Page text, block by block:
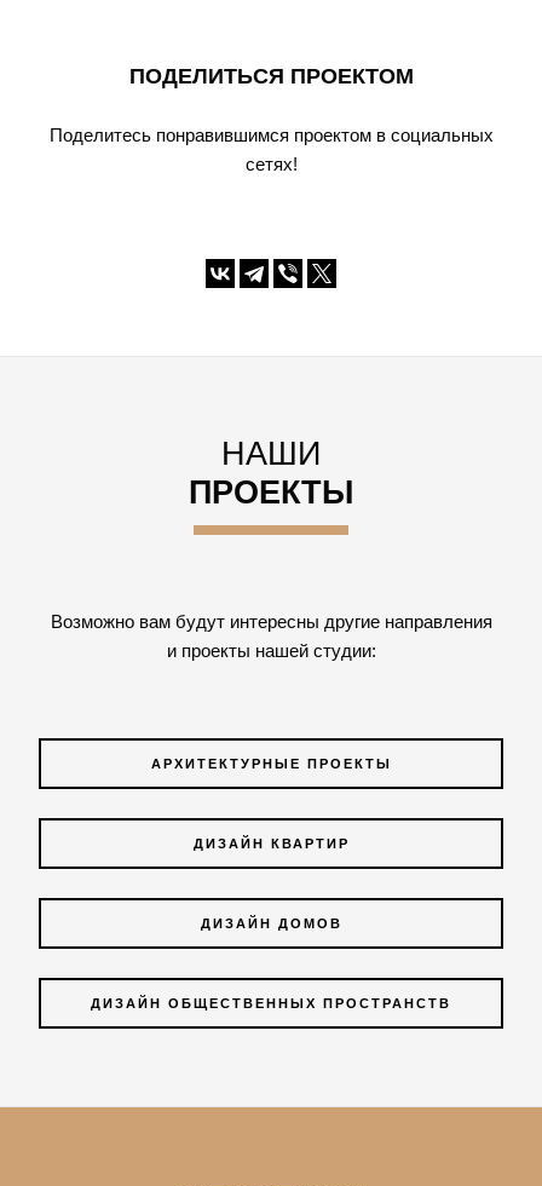
ПОДЕЛИТЬСЯ ПРОЕКТОМ
Поделитесь понравившимся проектом в социальных
сетях!
НАШИ
ПРОЕКТЫ
Возможно вам будут интересны другие направления
и проекты нашей студии:
АРХИТЕКТУРНЫЕ ПРОЕКТЫ
ДИЗАЙН КВАРТИР
ДИЗАЙН ДОМОВ
ДИЗАЙН ОБЩЕСТВЕННЫХ ПРОСТРАНСТВ